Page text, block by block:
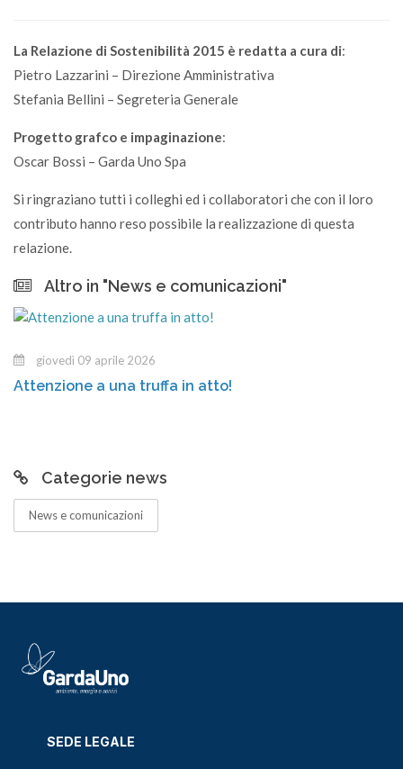
La Relazione di Sostenibilità 2015 è redatta a cura di:
Pietro Lazzarini – Direzione Amministrativa
Stefania Bellini – Segreteria Generale
Progetto grafco e impaginazione:
Oscar Bossi – Garda Uno Spa
Si ringraziano tutti i colleghi ed i collaboratori che con il loro
contributo hanno reso possibile la realizzazione di questa
relazione.
Altro in "News e comunicazioni"
mercoledì 18 marzo 2026
Categorie news
News e comunicazioni
SEDE LEGALE